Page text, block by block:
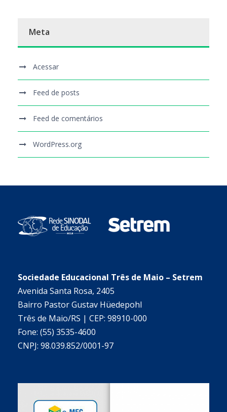
Meta
Acessar
Feed de posts
Feed de comentários
WordPress.org
Sociedade Educacional Três de Maio – Setrem
Avenida Santa Rosa, 2405
Bairro Pastor Gustav Hüedepohl
Três de Maio/RS | CEP: 98910-000
Fone: (55) 3535-4600
CNPJ: 98.039.852/0001-97